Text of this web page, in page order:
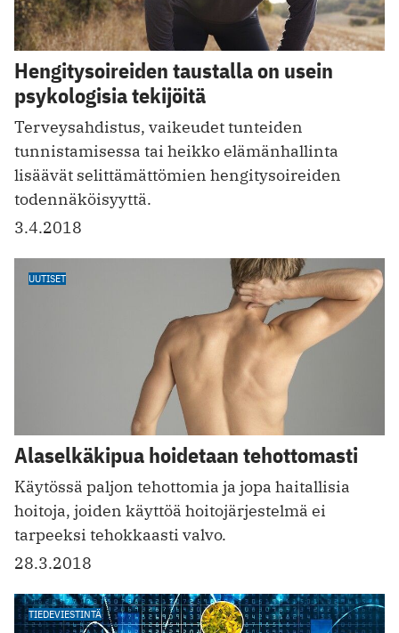
Hengitysoireiden taustalla on usein
psykologisia tekijöitä
Terveysahdistus, vaikeudet tunteiden
tunnistamisessa tai heikko elämänhallinta
lisäävät selittämättömien hengitysoireiden
todennäköisyyttä.
3.4.2018
UUTISET
Alaselkäkipua hoidetaan tehottomasti
Käytössä paljon tehottomia ja jopa haitallisia
hoitoja, joiden käyttöä hoitojärjestelmä ei
tarpeeksi tehokkaasti valvo.
28.3.2018
TIEDEVIESTINTÄ